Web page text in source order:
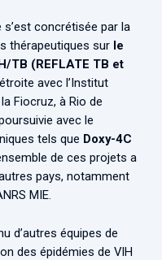
concrétisée par la
thérapeutiques sur le
TB (REFLATE TB et
avec l’Institut
Fiocruz, à Rio de
avec le
tels que Doxy-4C
de ces projets a
pays, notamment
MIE.
d’autres équipes de
des épidémies de VIH